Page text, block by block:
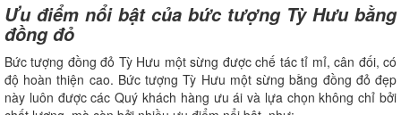
Ưu điểm nổi bật của bức tượng Tỳ Hưu bằng
đồng đỏ
Bức tượng đồng đỏ Tỳ Hưu một sừng được chế tác tỉ mỉ, cân đối, có
độ hoàn thiện cao. Bức tượng Tỳ Hưu một sừng bằng đồng đỏ đẹp
này luôn được các Quý khách hàng ưu ái và lựa chọn không chỉ bởi